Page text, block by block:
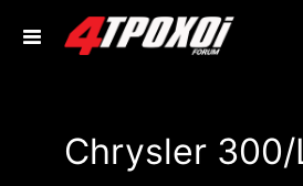
Chrysler 300/
ΕΛΛΑΔΑ
ΚΟΣΜΟΣ